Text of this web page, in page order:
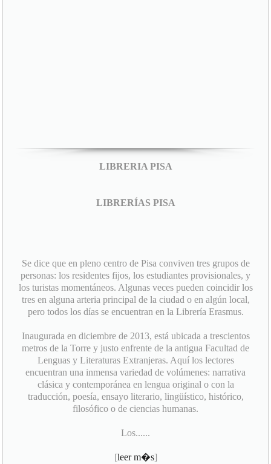
LIBRERIA PISA
LIBRERÍAS PISA
Se dice que en pleno centro de Pisa conviven tres grupos de
personas: los residentes fijos, los estudiantes provisionales, y
los turistas momentáneos. Algunas veces pueden coincidir los
tres en alguna arteria principal de la ciudad o en algún local,
pero todos los días se encuentran en la Librería Erasmus.
Inaugurada en diciembre de 2013, está ubicada a trescientos
metros de la Torre y justo enfrente de la antigua Facultad de
Lenguas y Literaturas Extranjeras. Aquí los lectores
encuentran una inmensa variedad de volúmenes: narrativa
clásica y contemporánea en lengua original o con la
traducción, poesía, ensayo literario, lingüístico, histórico,
filosófico o de ciencias humanas.
Los......
[leer m�s]